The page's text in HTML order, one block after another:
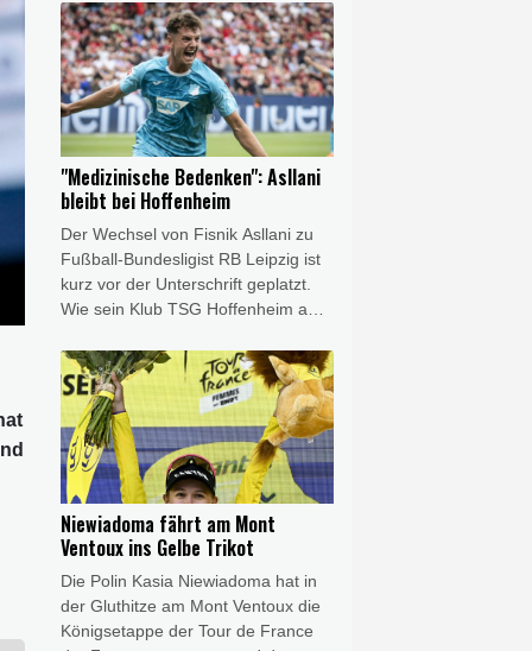
Eröffnungsspiel der 2. Fußball-
Bundesliga mit 1:0 (1:0) beim VfL
Bochum. Das Team von Stefan Leitl
trotzte damit dem großen
personellen Aderlass und gewann
erstmals seit sechs Jahren wieder
am ersten Spieltag.
"Medizinische Bedenken": Asllani
bleibt bei Hoffenheim
Der Wechsel von Fisnik Asllani zu
Fußball-Bundesligist RB Leipzig ist
kurz vor der Unterschrift geplatzt.
Wie sein Klub TSG Hoffenheim am
Transfer aufgrund "medizinischer
Bedenken, die Leipzig angemeldet
hatte", nicht zustande.
Niewiadoma fährt am Mont
Ventoux ins Gelbe Trikot
Die Polin Kasia Niewiadoma hat in
der Gluthitze am Mont Ventoux die
Königsetappe der Tour de France